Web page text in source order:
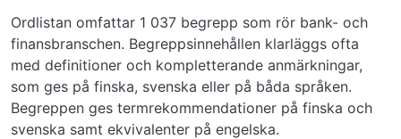
Ordlistan omfattar 1 037 begrepp som rör bank- och
finansbranschen. Begreppsinnehållen klarläggs ofta
med definitioner och kompletterande anmärkningar,
som ges på finska, svenska eller på båda språken.
Begreppen ges termrekommendationer på finska och
svenska samt ekvivalenter på engelska.